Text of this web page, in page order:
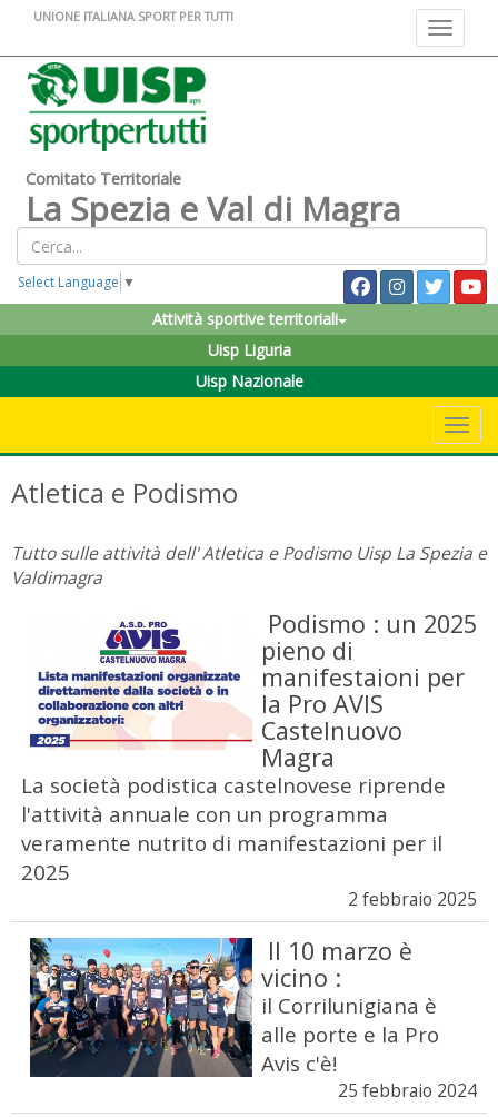
Toggle
UNIONE ITALIANA SPORT PER TUTTI
Comitato Territoriale
La Spezia e Val di Magra
Select Language ▼
Attività sportive territoriali
Uisp Liguria
Uisp Nazionale
Atletica e Podismo
Tutto sulle attività dell' Atletica e Podismo Uisp La Spezia e
Valdimagra
Podismo : un 2025
pieno di
manifestaioni per
la Pro AVIS
Castelnuovo
Magra
La società podistica castelnovese riprende
l'attività annuale con un programma
veramente nutrito di manifestazioni per il
2025
2 febbraio 2025
Il 10 marzo è
vicino :
il Corrilunigiana è
alle porte e la Pro
Avis c'è!
25 febbraio 2024